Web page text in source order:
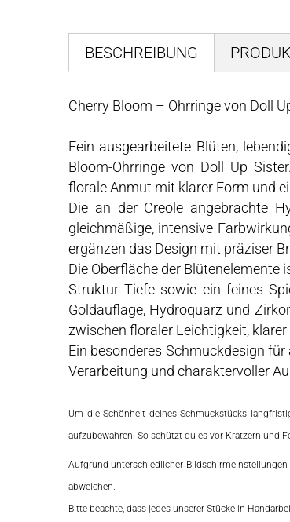
BESCHREIBUNG
Cherry Bloom – Ohrringe von Doll
Fein ausgearbeitete Blüten,
Bloom-Ohrringe von Doll Up
florale Anmut mit klarer Form und
Die an der Creole angebrachte
gleichmäßige, intensive
ergänzen das Design mit präziser
Die Oberfläche der
Struktur Tiefe sowie ein feines
Goldauflage, Hydroquarz und
zwischen floraler Leichtigkeit,
Ein besonderes Schmuckdesign
Verarbeitung und charaktervoller
Um die Schönheit deines Schmuckstücks
aufzubewahren. So schützt du es vor Kratzern und
Aufgrund unterschiedlicher
abweichen.
Bitte beachte, dass jedes unserer Stücke in